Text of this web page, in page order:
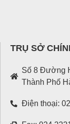
TRỤ SỞ
Số 8 Đường
Thành Phố
Điện thoại: